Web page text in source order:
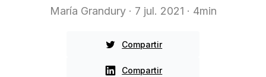
María Grandury· 7 jul. 2021 · 4min
Compartir
Compartir